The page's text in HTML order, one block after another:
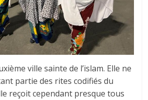
ville sainte de l’islam. Elle ne
partie des rites codifiés du
reçoit cependant presque tous